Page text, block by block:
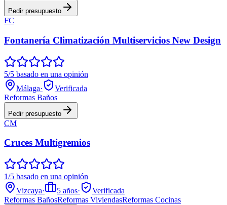
Pedir presupuesto
FC
Fontanería Climatización Multiservicios New Design
5/5 basado en una opinión
Málaga·
Verificada
Reformas Baños
Pedir presupuesto
CM
Cruces Multigremios
1/5 basado en una opinión
Vizcaya· 5 años·
Verificada
Reformas BañosReformas ViviendasReformas Cocinas